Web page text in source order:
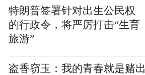
结构等多项先进技术，兼顾
与安全性，旨在为患者提供
特朗普签署针对出生公民权
的行政令，将严厉打击“生育
旅游”
盗香窃玉：我的青春就是赌